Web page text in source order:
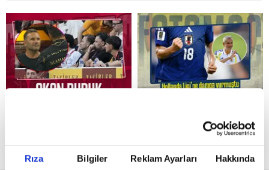
Rıza Bilgiler Reklam Ayarları Hakkında
Reddet